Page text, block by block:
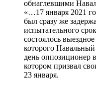
обнаглевшими
«…17 января 2021
был сразу же
испытательного
состоялось
которого
день оппозиционер
котором призвал
23 января.